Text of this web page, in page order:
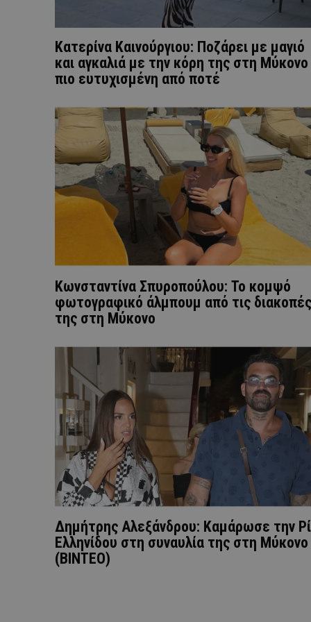
Κατερίνα Καινούργιου: Ποζάρει με μαγιό
και αγκαλιά με την κόρη της στη Μύκονο
πιο ευτυχισμένη από ποτέ
Κωνσταντίνα Σπυροπούλου: Το κομψό
φωτογραφικό άλμπουμ από τις διακοπές
της στη Μύκονο
Δημήτρης Αλεξάνδρου: Καμάρωσε την
Ελληνίδου στη συναυλία της στη Μύκονο
(ΒΙΝΤΕΟ)